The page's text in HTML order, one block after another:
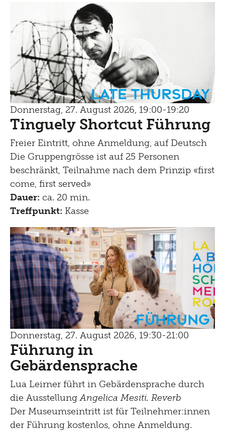
Late Thursday
Donnerstag, 27. August 2026, 19:00-19:20
Tinguely Shortcut Führung
Freier Eintritt, ohne Anmeldung, auf Deutsch
Die Gruppengrösse ist auf 25 Personen
beschränkt, Teilnahme nach dem Prinzip «first
come, first served»
Dauer: ca. 20 min.
Treffpunkt: Kasse
Führung
Donnerstag, 27. August 2026, 19:30-21:00
Führung in
Gebärdensprache
Lua Leirner führt in Gebärdensprache durch
die AusstellungAngelica Mesiti. Reverb
Der Museumseintritt ist für Teilnehmer:innen
der Führung kostenlos, ohne Anmeldung.